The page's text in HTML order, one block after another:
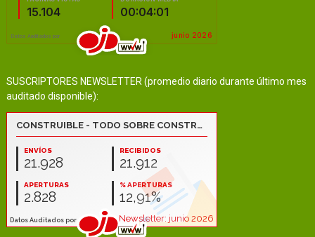
SUSCRIPTORES NEWSLETTER (promedio diario durante último mes
auditado disponible):